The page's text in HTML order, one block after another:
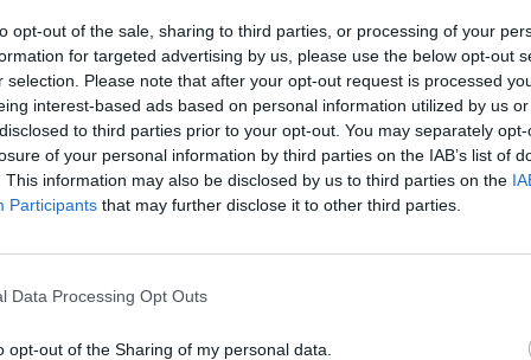
opt-out of the sale, sharing to third parties, or processing of your
for targeted advertising by us, please use the below opt-out
selection. Please note that after your opt-out request is processed
interest-based ads based on personal information utilized by us
to third parties prior to your opt-out. You may separately
of your personal information by third parties on the IAB’s list of
This information may also be disclosed by us to third parties on the
Participants that may further disclose it to other third parties.
Data Processing Opt Outs
opt-out of the Sharing of my personal data.
βρήκαμε δεν ήταν καλές με αποτέλεσμα να
θέλω πρώτα απ’ όλα να φύγω, να ηρεμήσω, να
το Παγκόσμιο Πρωτάθλημα να προσαρμοστώ.
με επηρέασε ο αέρας. Όμως νιώθω καλά.
πρώτη ημέρα του Παγκοσμίου Πρωταθλήματος
να μπεις τελικό. Ο τελικός είναι στις 17
ότι όλα είναι ανοιχτά», δηλώνει στο
πως εκτός από πρωταθλήτρια, είναι και
στο Πεκίνο, έχει ατομικό ρεκόρ 4,83μ. και
στη νίκη της στο
Βαλκανικό Πρωτάθλημα